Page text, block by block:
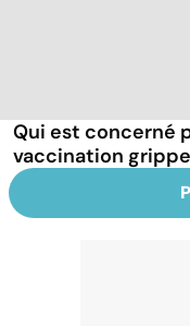
Qui est concerné
vaccination